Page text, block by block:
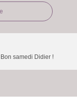
samedi Didier !